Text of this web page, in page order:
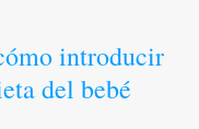
introducir
del bebé